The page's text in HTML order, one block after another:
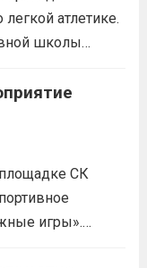
для
исключительно
атлетике.
школы
3000 м. с
СК
игры».